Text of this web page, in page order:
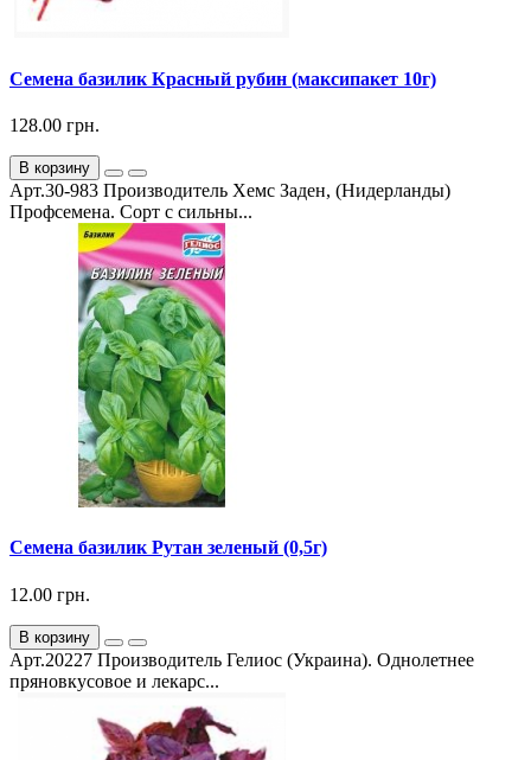
Семена базилик Красный рубин (максипакет 10г)
128.00 грн.
В корзину
Арт.30-983 Производитель Хемс Заден, (Нидерланды)
Профсемена. Сорт с сильны...
Семена базилик Рутан зеленый (0,5г)
12.00 грн.
В корзину
Арт.20227 Производитель Гелиос (Украина). Однолетнее
пряновкусовое и лекарс...